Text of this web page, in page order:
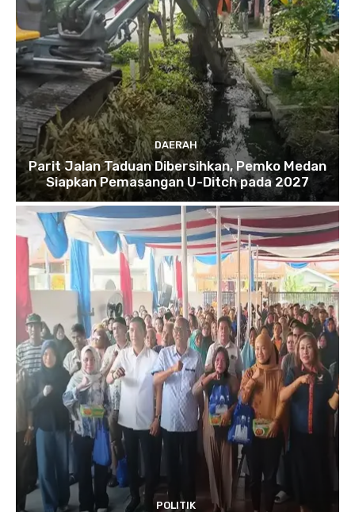
DAERAH
Parit Jalan Taduan Dibersihkan, Pemko Medan
Siapkan Pemasangan U-Ditch pada 2027
POLITIK